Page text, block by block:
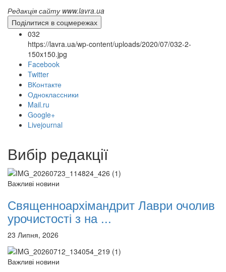
Название трансляции
12 сентября 2015Название трансляции
12 сентября 2015Название трансляции
12 сентября 2015
12 сентября 2015Название трансляции
Перейти до архіву
Редакція сайту www.lavra.ua
Поділитися в соцмережах
032
https://lavra.ua/wp-content/uploads/2020/07/032-2-
150x150.jpg
Facebook
Twitter
ВКонтакте
Одноклассники
Mail.ru
Google+
Livejournal
Вибір редакції
Важливі новини
Священноархімандрит Лаври очолив
урочистості з на ...
23 Липня, 2026
Важливі новини